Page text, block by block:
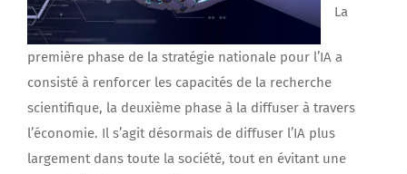
La
première phase de la stratégie nationale pour l’IA a
consisté à renforcer les capacités de la recherche
scientifique, la deuxième phase à la diffuser à travers
l’économie. Il s’agit désormais de diffuser l’IA plus
largement dans toute la société, tout en évitant une